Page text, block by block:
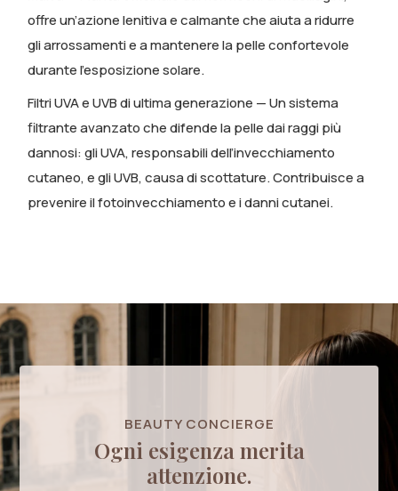
offre un’azione lenitiva e calmante che aiuta a ridurre
gli arrossamenti e a mantenere la pelle confortevole
durante l’esposizione solare.
Filtri UVA e UVB di ultima generazione — Un sistema
filtrante avanzato che difende la pelle dai raggi più
dannosi: gli UVA, responsabili dell’invecchiamento
cutaneo, e gli UVB, causa di scottature. Contribuisce a
prevenire il fotoinvecchiamento e i danni cutanei.
BEAUTY CONCIERGE
Ogni esigenza merita
attenzione.